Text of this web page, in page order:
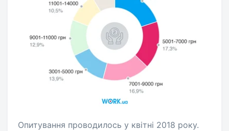
Опитування проводилось у квітні 2018 року.